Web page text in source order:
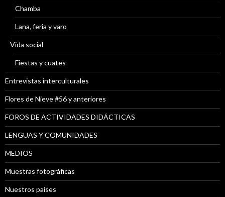
Chamba
Lana, feria y varo
Vida social
Fiestas y cuates
Entrevistas interculturales
Flores de Nieve #56 y anteriores
FOROS DE ACTIVIDADES DIDÁCTICAS
LENGUAS Y COMUNIDADES
MEDIOS
Muestras fotográficas
Nuestros países